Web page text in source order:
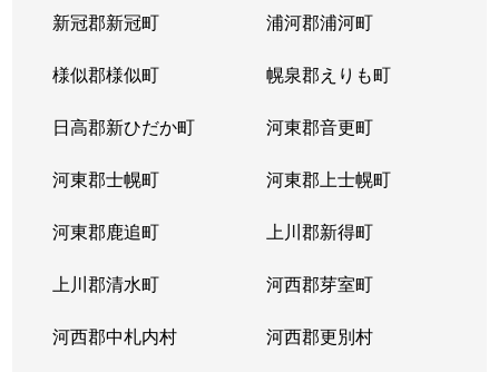
新冠郡新冠町 浦河郡浦河町
様似郡様似町 幌泉郡えりも町
日高郡新ひだか町 河東郡音更町
河東郡士幌町 河東郡上士幌町
河東郡鹿追町 上川郡新得町
上川郡清水町 河西郡芽室町
河西郡中札内村 河西郡更別村